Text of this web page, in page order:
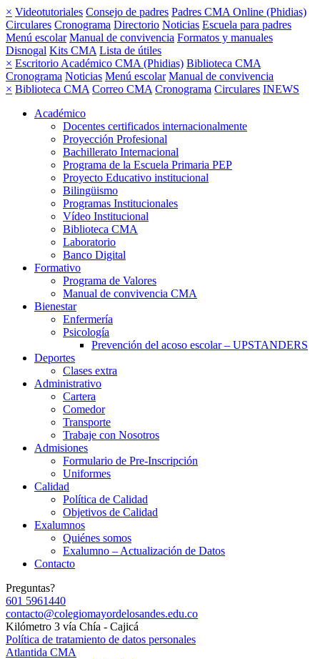
× Videotutoriales Consejo de padres Padres CMA Online (Phidias)
Circulares Cronograma Directorio Noticias Escuela para padres
Menú escolar Manual de convivencia Formatos y manuales
Disnogal Kits CMA Lista de útiles
× Escritorio Académico CMA (Phidias) Biblioteca CMA
Cronograma Noticias Menú escolar Manual de convivencia
× Biblioteca CMA Correo CMA Cronograma Circulares INEWS
Académico
Docentes certificados internacionalmente
Proyección Profesional
Bachillerato Internacional
Programa de la Escuela Primaria PEP
Proyecto Educativo institucional
Bilingüismo
Programas Institucionales
Vídeo Institucional
Biblioteca CMA
Laboratorio
Banco Digital
Formativo
Programa de Valores
Manual de convivencia CMA
Bienestar
Enfermería
Psicología
Prevención del acoso escolar – UPSTANDERS
Deportes
Clases extra
Administrativo
Cartera
Comedor
Transporte
Trabaje con Nosotros
Admisiones
Formulario de Pre-Inscripción
Uniformes
Calidad
Política de Calidad
Objetivos de Calidad
Exalumnos
Quiénes somos
Exalumno – Actualización de Datos
Contacto
Preguntas?
601 5961440
contacto@colegiomayordelosandes.edu.co
Kilómetro 3 vía Chía - Cajicá
Política de tratamiento de datos personales
Atlantida CMA